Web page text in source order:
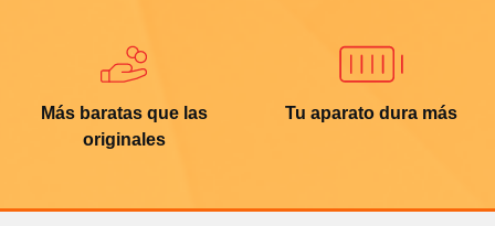
Más baratas que las
originales
Tu aparato dura más